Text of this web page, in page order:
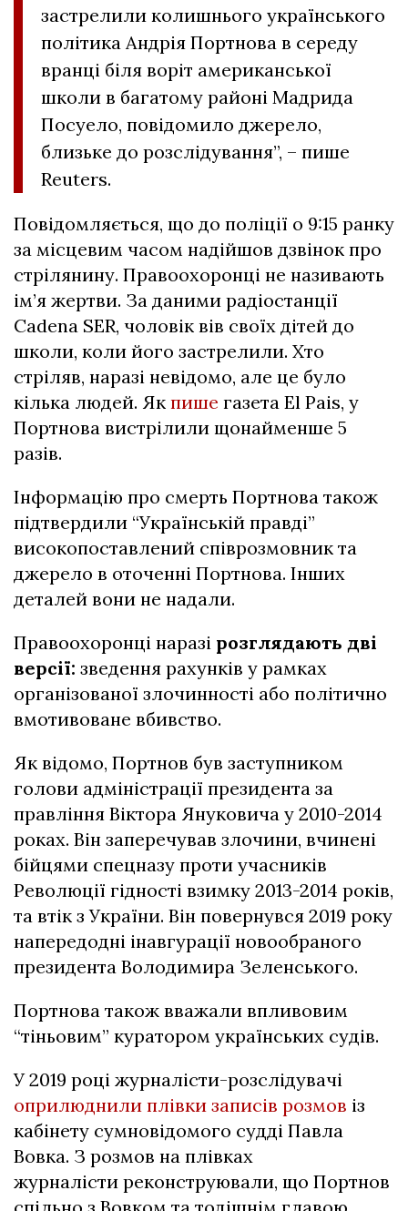
застрелили колишнього українського
політика Андрія Портнова в середу
вранці біля воріт американської
школи в багатому районі Мадрида
Посуело, повідомило джерело,
близьке до розслідування”, – пише
Reuters.
Повідомляється, що до поліції о 9:15 ранку
за місцевим часом надійшов дзвінок про
стрілянину. Правоохоронці не називають
ім’я жертви. За даними радіостанції
Cadena SER, чоловік вів своїх дітей до
школи, коли його застрелили. Хто
стріляв, наразі невідомо, але це було
кілька людей. Як пише газета El Pais, у
Портнова вистрілили щонайменше 5
разів.
Інформацію про смерть Портнова також
підтвердили “Українській правді”
високопоставлений співрозмовник та
джерело в оточенні Портнова. Інших
деталей вони не надали.
Правоохоронці наразі розглядають дві
версії: зведення рахунків у рамках
організованої злочинності або політично
вмотивоване вбивство.
Як відомо, Портнов був заступником
голови адміністрації президента за
правління Віктора Януковича у 2010-2014
роках. Він заперечував злочини, вчинені
бійцями спецназу проти учасників
Революції гідності взимку 2013-2014 років,
та втік з України. Він повернувся 2019 року
напередодні інавгурації новообраного
президента Володимира Зеленського.
Портнова також вважали впливовим
“тіньовим” куратором українських судів.
У 2019 році журналісти-розслідувачі
оприлюднили плівки записів розмов із
кабінету сумновідомого судді Павла
Вовка. З розмов на плівках
журналісти реконструювали, що Портнов